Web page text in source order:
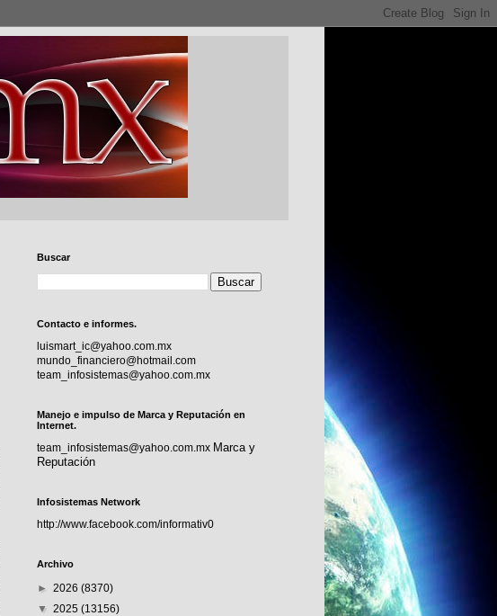
Buscar
Contacto e informes.
luismart_ic@yahoo.com.mx
mundo_financiero@hotmail.com
team_infosistemas@yahoo.com.mx
Manejo e impulso de Marca y Reputación en
Internet.
team_infosistemas@yahoo.com.mx Marca y
Reputación
Infosistemas Network
http://www.facebook.com/informativ0
Archivo
► 2026 (8370)
▼ 2025 (13156)